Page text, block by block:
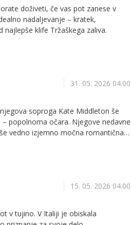
doživeti, če vas pot zanese v
nadaljevanje – kratek,
klife Tržaškega zaliva.
31. 05. 2026 04.00
soproga Kate Middleton še
popolnoma očara. Njegove nedavne
vedno izjemno močna romantična
15. 05. 2026 04.00
v tujino. V Italiji je obiskala